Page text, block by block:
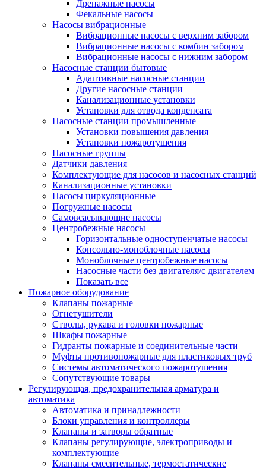
Дренажные насосы
Фекальные насосы
Насосы вибрационные
Вибрационные насосы с верхним забором
Вибрационные насосы с комбин забором
Вибрационные насосы с нижним забором
Насосные станции бытовые
Адаптивные насосные станции
Другие насосные станции
Канализационные установки
Установки для отвода конденсата
Насосные станции промышленные
Установки повышения давления
Установки пожаротушения
Насосные группы
Датчики давления
Комплектующие для насосов и насосных станций
Канализационные установки
Насосы циркуляционные
Погружные насосы
Самовсасывающие насосы
Центробежные насосы
Горизонтальные одноступенчатые насосы
Консольно-моноблочные насосы
Моноблочные центробежные насосы
Насосные части без двигателя/с двигателем
Показать все
Пожарное оборудование
Клапаны пожарные
Огнетушители
Стволы, рукава и головки пожарные
Шкафы пожарные
Гидранты пожарные и соединительные части
Муфты противопожарные для пластиковых труб
Системы автоматического пожаротушения
Сопутствующие товары
Регулирующая, предохранительная арматура и
автоматика
Автоматика и принадлежности
Блоки управления и контроллеры
Клапаны и затворы обратные
Клапаны регулирующие, электроприводы и
комплектующие
Клапаны смесительные, термостатические